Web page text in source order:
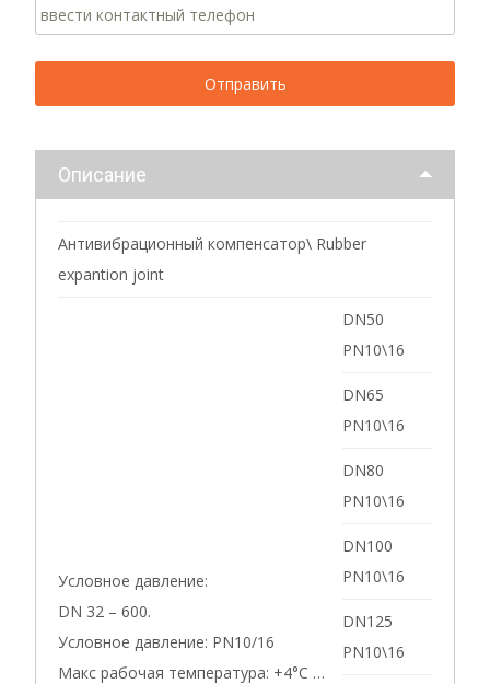
Описание
Антивибрационный компенсатор\ Rubber
expantion joint
Условное давление:
DN 32 – 600.
Условное давление: PN10/16
Макс рабочая температура: +4°С …
DN50
PN10\16
DN65
PN10\16
DN80
PN10\16
DN100
PN10\16
DN125
PN10\16